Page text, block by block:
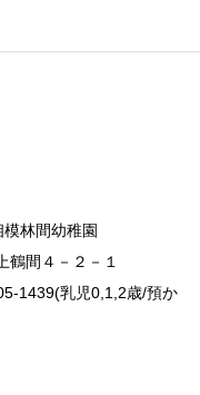
林間幼稚園
間４－２－１
乳児0,1,2歳/預か